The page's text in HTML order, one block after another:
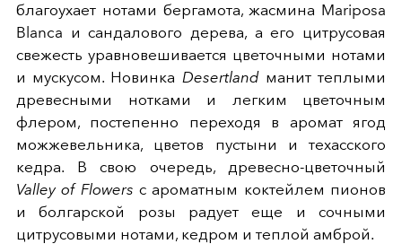
благоухает нотами бергамота, жасмина Mariposa
Blanca и сандалового дерева, а его цитрусовая
свежесть уравновешивается цветочными нотами
и мускусом. Новинка Desertlandманит теплыми
древесными нотками и легким цветочным
флером, постепенно переходя в аромат ягод
можжевельника, цветов пустыни и техасского
кедра. В свою очередь, древесно-цветочный
Valley of Flowers с ароматным коктейлем пионов
и болгарской розы радует еще и сочными
цитрусовыми нотами, кедром и теплой амброй.